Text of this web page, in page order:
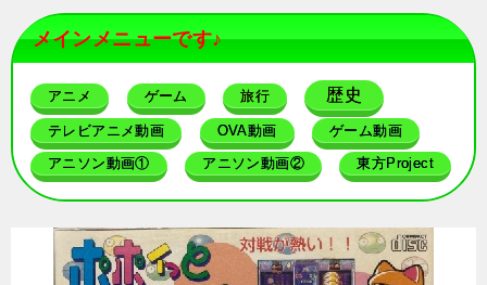
メインメニューです♪
アニメ ゲーム 旅行 歴史
テレビアニメ動画 OVA動画 ゲーム動画
アニソン動画① アニソン動画② 東方Project